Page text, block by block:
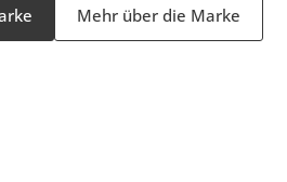
Mehr über die Marke